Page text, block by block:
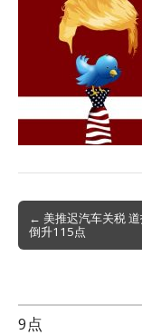
Post
navigation
← 美推迟汽车关税
倒升115点
9点